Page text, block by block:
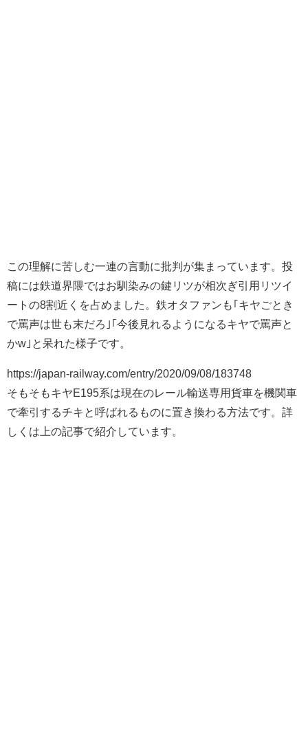
この理解に苦しむ一連の言動に批判が集まっています。投
稿には鉄道界隈ではお馴染みの鍵リツが相次ぎ引用リツイ
ートの8割近くを占めました。鉄オタファンも｢キヤごとき
で罵声は世も末だろ｣｢今後見れるようになるキヤで罵声と
かw｣と呆れた様子です。
https://japan-railway.com/entry/2020/09/08/183748
そもそもキヤE195系は現在のレール輸送専用貨車を機関車
で牽引するチキと呼ばれるものに置き換わる方法です。詳
しくは上の記事で紹介しています。